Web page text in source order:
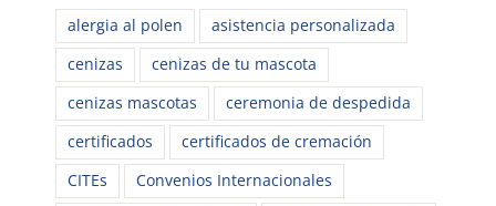
alergia al polen
asistencia personalizada
cenizas
cenizas de tu mascota
cenizas mascotas
ceremonia de despedida
certificados
certificados de cremación
CITEs
Convenios Internacionales